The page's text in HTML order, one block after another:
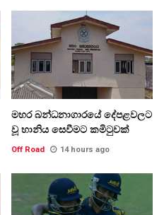
මහර බන්ධනාගාරයේ දේපළවලට
වූ හානිය සෙවීමට කමිටුවක්
Off Road 14 hours ago